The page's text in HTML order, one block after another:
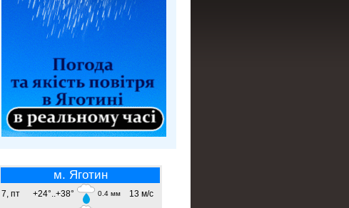
м. Яготин
7, пт +24°..+38° 0.4 мм 13 м/с